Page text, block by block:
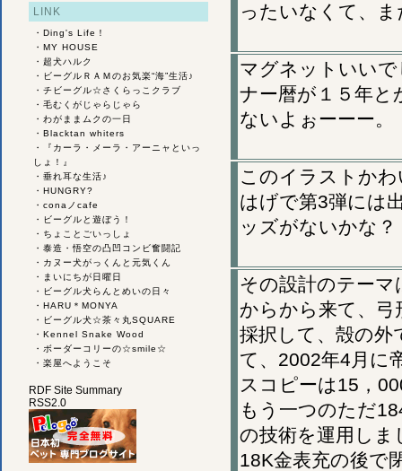
LINK
・ Ding's Life！
・ MY HOUSE
・ 超犬ハルク
・
ビーグルＲＡＭのお気楽“海”生活♪
・ チビーグル☆さくらっこクラブ
・ 毛むくがじゃらじゃら
・ わがままムクの一日
・ Blacktan whiters
・
『カーラ・メーラ・アーニャといっ
しょ！』
・ 垂れ耳な生活♪
・ HUNGRY?
・ conaノcafe
・
ビーグルと遊ぼう！
・ ちょことごいっしょ
・ 泰造・悟空の凸凹コンビ奮闘記
・ カヌー犬がっくんと元気くん
・
まいにちが日曜日
・
ビーグル犬らんとめいの日々
・ HARU＊MONYA
・
ビーグル犬☆茶々丸SQUARE
・ Kennel Snake Wood
・ ボーダーコリーの☆smile☆
・ 楽屋へようこそ
RDF Site Summary
RSS2.0
ったいなくて、
マグネットいい
ナー暦が１５年と
ないよぉーーー。
このイラストか
はげで第3弾には
ッズがないかな？
その設計のテー
からから来て、
採択して、殻の外
て、2002年4月に
スコピーは15，
もう一つのただ
の技術を運用し
18K金表充の後で